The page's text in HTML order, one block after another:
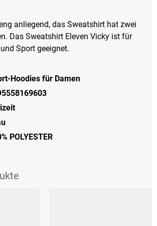
anliegend, das Sweatshirt hat zwei
Das Sweatshirt Eleven Vicky ist für
Sport geeignet.
Hoodies für Damen
POLYESTER